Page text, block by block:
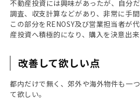
不動産投資には興味があったが、自分
調査、収支計算などがあり、非常に手間
この部分をRENOSY及び営業担当者が
産投資へ積極的になり、購入を決意出来
改善して欲しい点
都内だけで無く、郊外や海外物件も一
て欲しい。